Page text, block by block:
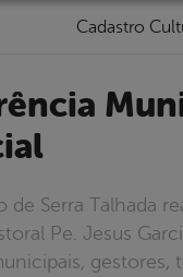
Cadastro
Serra Talhada
Pe. Jesus
gestores,